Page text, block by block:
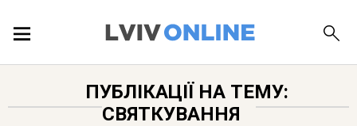
ПУБЛІКАЦІЇ НА ТЕМУ:
СВЯТКУВАННЯ